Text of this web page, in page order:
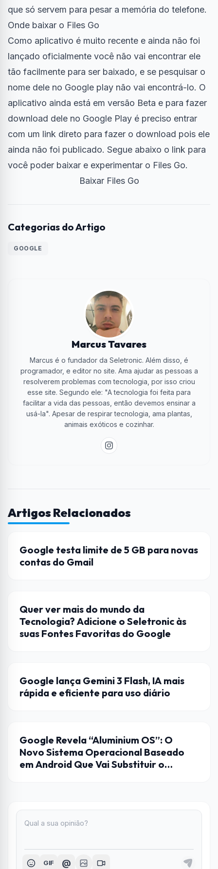
que só servem para pesar a memória do telefone.
Onde baixar o Files Go
Como aplicativo é muito recente e ainda não foi
lançado oficialmente você não vai encontrar ele
tão facilmente para ser baixado, e se pesquisar o
nome dele no Google play não vai encontrá-lo. O
aplicativo ainda está em versão Beta e para fazer
download dele no Google Play é preciso entrar
com um link direto para fazer o download pois ele
ainda não foi publicado. Segue abaixo o link para
você poder baixar e experimentar o Files Go.
Baixar Files Go
Categorias do Artigo
GOOGLE
Marcus Tavares
Marcus é o fundador da Seletronic. Além disso, é
programador, e editor no site. Ama ajudar as pessoas a
resolverem problemas com tecnologia, por isso criou
esse site. Segundo ele: "A tecnologia foi feita para
facilitar a vida das pessoas, então devemos ensinar a
usá-la". Apesar de respirar tecnologia, ama plantas,
animais exóticos e cozinhar.
Artigos Relacionados
CURIOSIDADES
Google testa limite de 5 GB para novas
contas do Gmail
CURIOSIDADES
Quer ver mais do mundo da
Tecnologia? Adicione o Seletronic às
suas Fontes Favoritas do Google
GEMINI
Google lança Gemini 3 Flash, IA mais
rápida e eficiente para uso diário
ANDROID
Google Revela “Aluminium OS”: O
Novo Sistema Operacional Baseado
em Android Que Vai Substituir o
GIF @